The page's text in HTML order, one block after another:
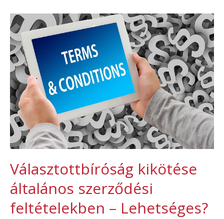
Választottbíróság kikötése
általános szerződési
feltételekben – Lehetséges?